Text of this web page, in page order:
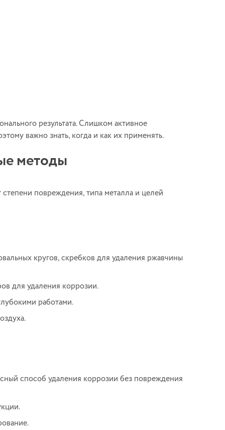
результата. Слишком активное
важно знать, когда и как их применять.
методы
повреждения, типа металла и целей
кругов, скребков для удаления ржавчины
для удаления коррозии.
работами.
способ удаления коррозии без повреждения